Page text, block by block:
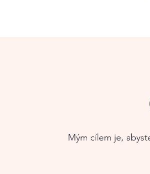
Mým cílem je,